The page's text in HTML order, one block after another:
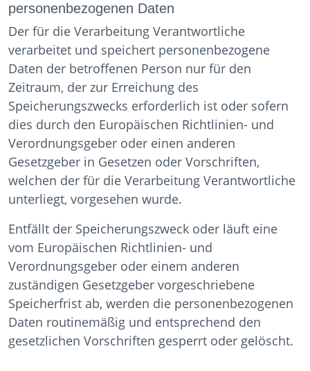
personenbezogenen Daten
Der für die Verarbeitung Verantwortliche
verarbeitet und speichert personenbezogene
Daten der betroffenen Person nur für den
Zeitraum, der zur Erreichung des
Speicherungszwecks erforderlich ist oder sofern
dies durch den Europäischen Richtlinien- und
Verordnungsgeber oder einen anderen
Gesetzgeber in Gesetzen oder Vorschriften,
welchen der für die Verarbeitung Verantwortliche
unterliegt, vorgesehen wurde.
Entfällt der Speicherungszweck oder läuft eine
vom Europäischen Richtlinien- und
Verordnungsgeber oder einem anderen
zuständigen Gesetzgeber vorgeschriebene
Speicherfrist ab, werden die personenbezogenen
Daten routinemäßig und entsprechend den
gesetzlichen Vorschriften gesperrt oder gelöscht.